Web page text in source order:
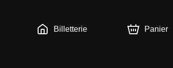
Billetterie Panier